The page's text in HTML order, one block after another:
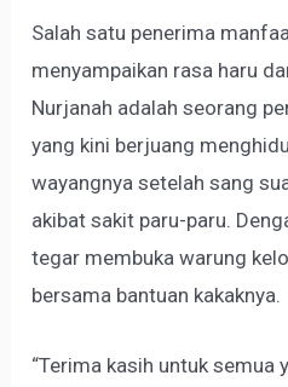
Salah satu penerima
menyampaikan rasa haru
Nurjanah adalah seorang
yang kini berjuang
wayangnya setelah sang
akibat sakit paru-paru.
tegar membuka warung
bersama bantuan kakaknya.
“Terima kasih untuk semua